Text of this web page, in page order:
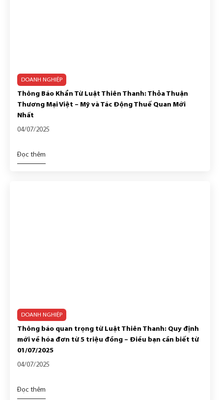
DOANH NGHIỆP
Thông Báo Khẩn Từ Luật Thiên Thanh: Thỏa Thuận
Thương Mại Việt – Mỹ và Tác Động Thuế Quan Mới
Nhất
04/07/2025
Đọc thêm
DOANH NGHIỆP
Thông báo quan trọng từ Luật Thiên Thanh: Quy định
mới về hóa đơn từ 5 triệu đồng – Điều bạn cần biết từ
01/07/2025
04/07/2025
Đọc thêm